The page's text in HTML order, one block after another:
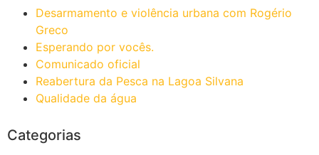
Desarmamento e violência urbana com Rogério
Greco
Esperando por vocês.
Comunicado oficial
Reabertura da Pesca na Lagoa Silvana
Qualidade da água
Categorias